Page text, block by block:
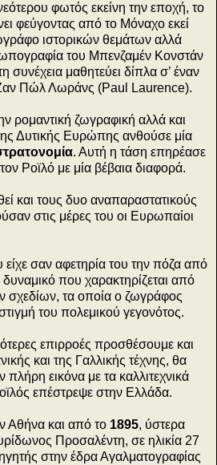
φωτός εκείνη την εποχή, το
φεύγοντας από το Μόναχο εκεί
ιστορικών θεμάτων αλλά
του Μπενζαμέν Κονστάν
μαθητεύει δίπλα σ’ έναν
Πώλ Λωράνς (Paul Laurence).
ρομαντική ζωγραφική αλλά και
Δυτικής Ευρώπης ανθούσε μία
. Αυτή η τάση επηρέασε
Ροϊλό με μία βέβαια διαφορά.
και τους δυο αναπαραστατικούς
στις μέρες του οι Ευρωπαίοι
είχε σαν αφετηρία του την πόζα από
που χαρακτηρίζεται από
σχεδίων, τα οποία ο ζωγράφος
του πολεμικού γεγονότος.
επιρροές προσθέσουμε και
και της Γαλλικής τέχνης, θα
εικόνα με τα καλλιτεχνικά
επέστρεψε στην Ελλάδα.
Αθήνα και από το 1895, ύστερα
Προσαλέντη, σε ηλικία 27
στην έδρα Αγαλματογραφίας